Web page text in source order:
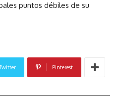
puntos débiles de su
Pinterest